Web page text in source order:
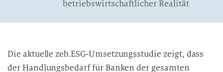
betriebswirtschaftlicher Realität
Die aktuelle zeb.ESG-Umsetzungsstudie zeigt, dass
der Handlungsbedarf für Banken der gesamten